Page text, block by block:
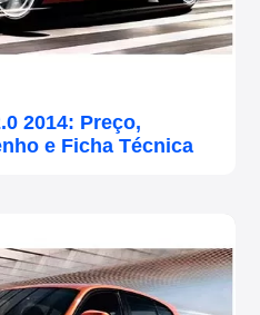
2014: Preço,
e Ficha Técnica